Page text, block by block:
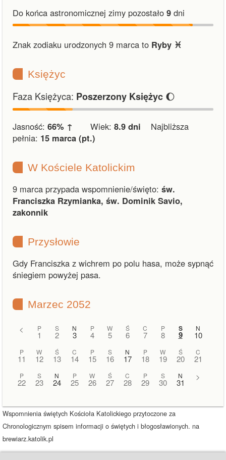
Do końca astronomicznej zimy pozostało 9 dni
Znak zodiaku urodzonych 9 marca to Ryby ♓︎
Księżyc
Faza Księżyca: Poszerzony Księżyc 🌔
Jasność: 66% ↑ Wiek: 8.9 dni Najbliższa
pełnia: 15 marca (pt.)
W Kościele Katolickim
9 marca przypada wspomnienie/święto: św.
Franciszka Rzymianka, św. Dominik Savio,
zakonnik
Przysłowie
Gdy Franciszka z wichrem po polu hasa, może sypnąć
śniegiem powyżej pasa.
Marzec 2052
< P
1
S
2
N
3
P
4
W
5
Ś
6
C
7
P
8
S
9
N
10
P
11
W
12
Ś
13
C
14
P
15
S
16
N
17
P
18
W
19
Ś
20
C
21
P
22
S
23
N
24
P
25
W
26
Ś
27
C
28
P
29
S
30
N
31
>
Wspomnienia świętych Kościoła Katolickiego przytoczone za
Chronologicznym spisem informacji o świętych i błogosławionych. na
brewiarz.katolik.pl